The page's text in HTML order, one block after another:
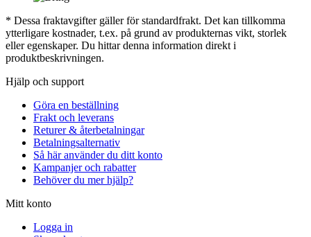
* Dessa fraktavgifter gäller för standardfrakt. Det kan tillkomma
ytterligare kostnader, t.ex. på grund av produkternas vikt, storlek
eller egenskaper. Du hittar denna information direkt i
produktbeskrivningen.
Hjälp och support
Göra en beställning
Frakt och leverans
Returer & återbetalningar
Betalningsalternativ
Så här använder du ditt konto
Kampanjer och rabatter
Behöver du mer hjälp?
Mitt konto
Logga in